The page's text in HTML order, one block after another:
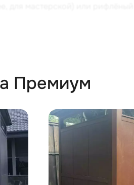
вентиляция; в стандартном
Премиум